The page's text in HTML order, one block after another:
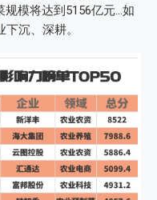
规模将达到5156亿元…如
沉、深耕。